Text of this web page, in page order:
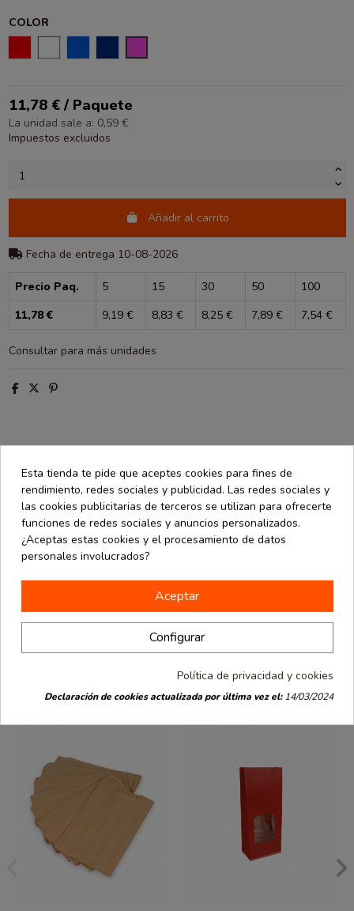
COLOR
11,78 € / Paquete
La unidad sale a: 0,59 €
Impuestos excluidos
Añadir al carrito
Fecha de entrega 10-08-2026
Precio Paq. 5 15 30 50
100
11,78 €
9,19 € 8,83 € 8,25 € 7,89 € 7,54 €
Consultar para más unidades
Detalles de producto
Opiniones(0)
Caja artesanal de cartoncillo con un gramaje de 300 gr. Disponible
en color azul, azul oscuro, rojo anaranjado, rosa y blanco con
motas. Medida de 8,5x8,5x3 cm (ancho x fondo x alto). Paquete de
20 unidades.
16 productos en la misma categoría:
Esta tienda te pide que aceptes cookies para fines de
rendimiento, redes sociales y publicidad. Las redes sociales y
las cookies publicitarias de terceros se utilizan para ofrecerte
funciones de redes sociales y anuncios personalizados.
¿Aceptas estas cookies y el procesamiento de datos
personales involucrados?
Aceptar
Configurar
Política de privacidad y cookies
Declaración de cookies actualizada por última vez el:14/03/2024